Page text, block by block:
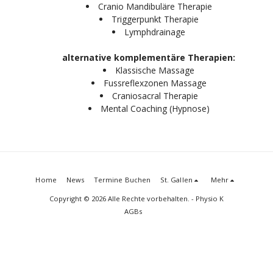
Cranio Mandibuläre Therapie
Triggerpunkt Therapie
Lymphdrainage
alternative komplementäre Therapien:
Klassische Massage
Fussreflexzonen Massage
Craniosacral Therapie
Mental Coaching (Hypnose)
Home News Termine Buchen St. Gallen Mehr
Copyright © 2026 Alle Rechte vorbehalten. - Physio K
AGBs